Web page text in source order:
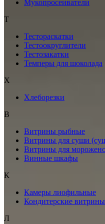
Мукопросеиватели
Т
Тестораскатки
Тестоокруглители
Тестозакатки
Темперы для шоколада
Х
Хлеборезки
В
Витрины рыбные
Витрины для суши
Витрины для
Винные шкафы
К
Камеры лиофильные
Кондитерские витрины
Л